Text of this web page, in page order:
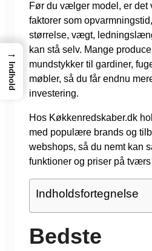
Før du vælger model, er det
faktorer som
størrelse, vægt,
kan stå selv. Mange
mundstykker til gardiner,
møbler, så du får endnu
investering.
Hos Køkkenredskaber.dk
med populære brands og
webshops, så du nemt kan
funktioner og priser på
Indholdsfortegnelse
Bedste
→
Indhold